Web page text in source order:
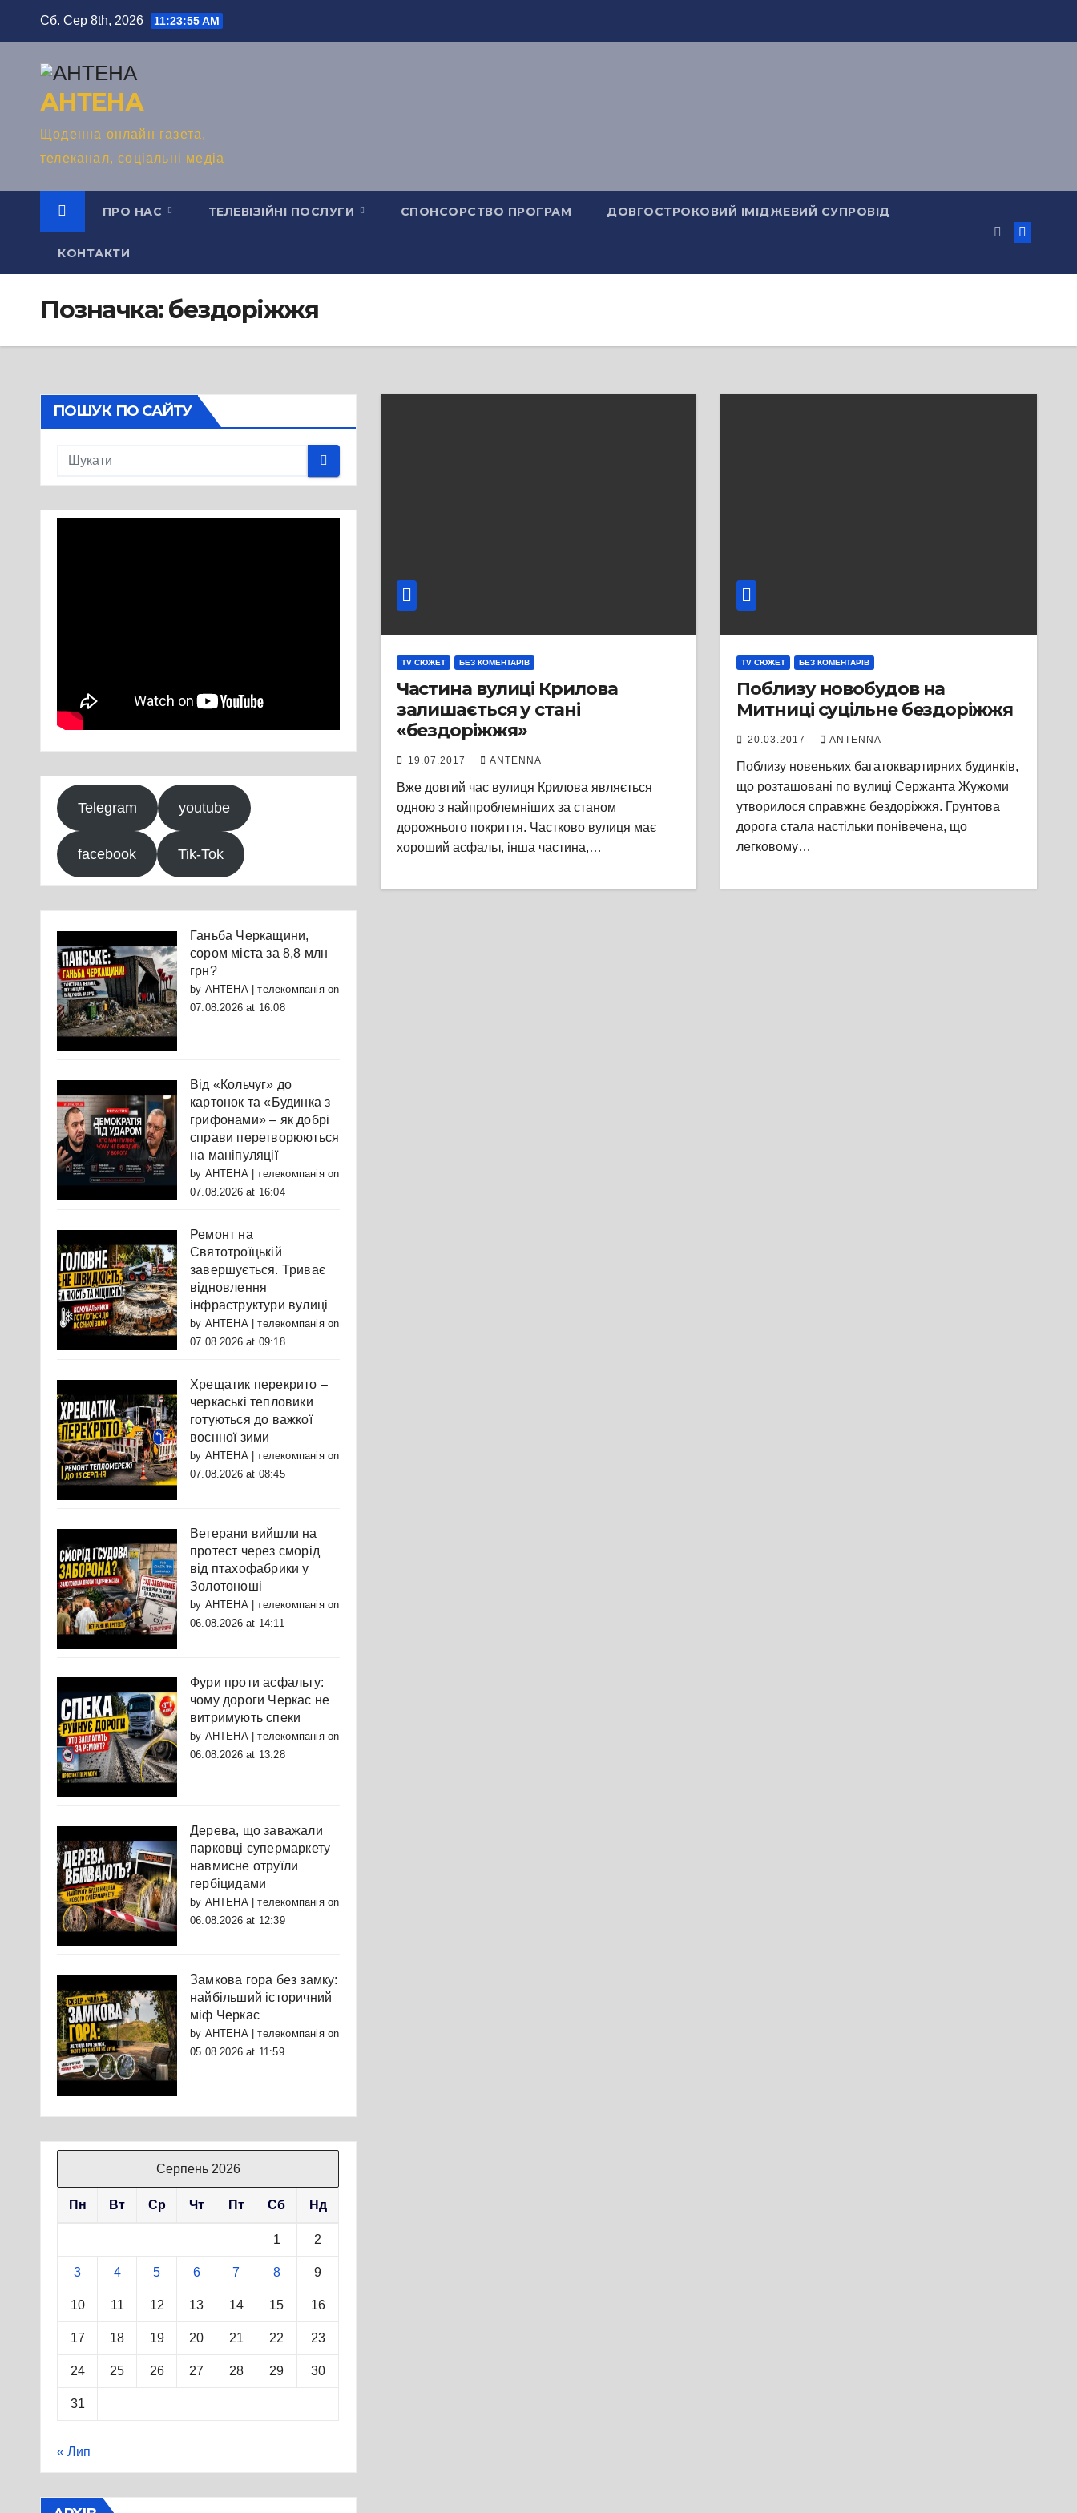
Сб. Сер 8th, 2026 11:23:57 AM
АНТЕНА
Щоденна онлайн газета,
телеканал, соціальні медіа
ПРО НАС ТЕЛЕВІЗІЙНІ ПОСЛУГИ СПОНСОРСТВО ПРОГРАМ ДОВГОСТРОКОВИЙ ІМІДЖЕВИЙ СУПРОВІД
КОНТАКТИ
Позначка:бездоріжжя
ПОШУК ПО САЙТУ
Telegram youtube
facebook Tik-Tok
Ганьба Черкащини,
сором міста за 8,8 млн
грн?
by АНТЕНА | телекомпаніяon
07.08.2026 at 16:08
Від «Кольчуг» до
картонок та «Будинка з
грифонами» – як добрі
справи перетворюються
на маніпуляції
by АНТЕНА | телекомпаніяon
07.08.2026 at 16:04
Ремонт на
Святотроїцькій
завершується. Триває
відновлення
інфраструктури вулиці
by АНТЕНА | телекомпаніяon
07.08.2026 at 09:18
Хрещатик перекрито –
черкаські тепловики
готуються до важкої
воєнної зими
by АНТЕНА | телекомпаніяon
07.08.2026 at 08:45
Ветерани вийшли на
протест через сморід
від птахофабрики у
Золотоноші
by АНТЕНА | телекомпаніяon
06.08.2026 at 14:11
Фури проти асфальту:
чому дороги Черкас не
витримують спеки
by АНТЕНА | телекомпаніяon
06.08.2026 at 13:28
Дерева, що заважали
парковці супермаркету
навмисне отруїли
гербіцидами
by АНТЕНА | телекомпаніяon
06.08.2026 at 12:39
Замкова гора без замку:
найбільший історичний
міф Черкас
by АНТЕНА | телекомпаніяon
05.08.2026 at 11:59
Серпень 2026
Пн Вт Ср Чт Пт Сб Нд
1 2
3 4 5 6 7 8 9
10 11 12 13 14 15 16
17 18 19 20 21 22 23
24 25 26 27 28 29 30
31
« Лип
TV СЮЖЕТ БЕЗ КОМЕНТАРІВ
Частина вулиці Крилова
залишається у стані
«бездоріжжя»
19.07.2017 ANTENNA
Вже довгий час вулиця Крилова являється
одною з найпроблемніших за станом
дорожнього покриття. Частково вулиця має
хороший асфальт, інша частина,…
TV СЮЖЕТ БЕЗ КОМЕНТАРІВ
Поблизу новобудов на
Митниці суцільне бездоріжжя
20.03.2017 ANTENNA
Поблизу новеньких багатоквартирних будинків,
що розташовані по вулиці Сержанта Жужоми
утворилося справжнє бездоріжжя. Грунтова
дорога стала настільки понівечена, що
легковому…